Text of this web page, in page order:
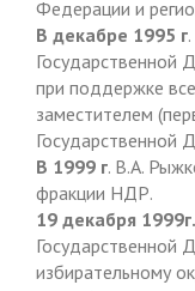
Федерации и
В декабре 1995 г
Государственной
при поддержке
заместителем
Государственной
В 1999 г. В.А.
фракции НДР.
19 декабря 1999г.
Государственной
избирательному